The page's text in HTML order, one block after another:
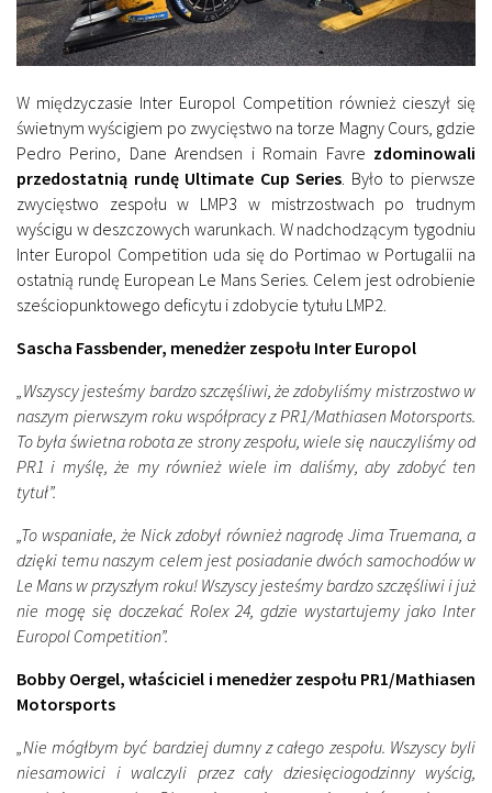
W międzyczasie Inter Europol Competition również cieszył się
świetnym wyścigiem po zwycięstwo na torze Magny Cours, gdzie
Pedro Perino, Dane Arendsen i Romain Favre zdominowali
przedostatnią rundę Ultimate Cup Series . Było to pierwsze
zwycięstwo zespołu w LMP3 w mistrzostwach po trudnym
wyścigu w deszczowych warunkach. W nadchodzącym tygodniu
Inter Europol Competition uda się do Portimao w Portugalii na
ostatnią rundę European Le Mans Series. Celem jest odrobienie
sześciopunktowego deficytu i zdobycie tytułu LMP2.
Sascha Fassbender, menedżer zespołu Inter Europol
„Wszyscy jesteśmy bardzo szczęśliwi, że zdobyliśmy mistrzostwo w
naszym pierwszym roku współpracy z PR1/Mathiasen Motorsports.
To była świetna robota ze strony zespołu, wiele się nauczyliśmy od
PR1 i myślę, że my również wiele im daliśmy, aby zdobyć ten
tytuł”.
„To wspaniałe, że Nick zdobył również nagrodę Jima Truemana, a
dzięki temu naszym celem jest posiadanie dwóch samochodów w
Le Mans w przyszłym roku! Wszyscy jesteśmy bardzo szczęśliwi i już
nie mogę się doczekać Rolex 24, gdzie wystartujemy jako Inter
Europol Competition”.
Bobby Oergel, właściciel i menedżer zespołu PR1/Mathiasen
Motorsports
„Nie mógłbym być bardziej dumny z całego zespołu. Wszyscy byli
niesamowici i walczyli przez cały dziesięciogodzinny wyścig,